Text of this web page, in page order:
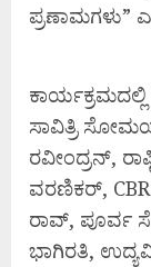
ಪ್ರಣಾಮಗಳು”
ಕಾರ್ಯಕ್ರಮದಲ್ಲಿ
ಸಾವಿತ್ರಿ
ರವೀಂದ್ರನ್,
ವರಣಿಕರ್,
ರಾವ್, ಪೂರ್ವ
ಭಾಗಿರತಿ,